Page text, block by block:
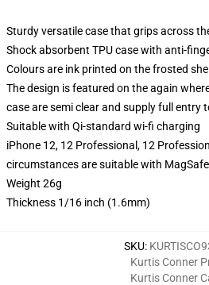
Sturdy versatile case that grips across
Shock absorbent TPU case with anti-
Colours are ink printed on the frosted
The design is featured on the again
case are semi clear and supply full entry
Suitable with Qi-standard wi-fi charging
iPhone 12, 12 Professional, 12
circumstances are suitable with
Weight 26g
Thickness 1/16 inch (1.6mm)
SKU:
Kurtis Conner
Kurtis Conner